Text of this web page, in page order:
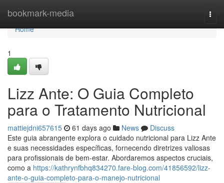
bookmark-media
Home
Home
1
Lizz Ante: O Guia Completo
para o Tratamento Nutricional
mattiejdni657615 61 days ago News
Discuss
Este guia abrangente explora o cuidado nutricional para Lizz Ante
e suas necessidades específicas, fornecendo diretrizes valiosas
para profissionais de bem-estar. Abordaremos aspectos cruciais,
como a https://kathrynfbhq834270.fare-blog.com/41856592/lizz-
ante-o-guia-completo-para-o-manejo-nutricional